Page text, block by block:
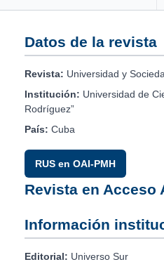
Datos de la revista
Revista: Universidad y
Institución: Universidad de
Rodríguez”
País: Cuba
RUS en OAI-PMH
Revista en Acceso
Información
Editorial: Universo Sur